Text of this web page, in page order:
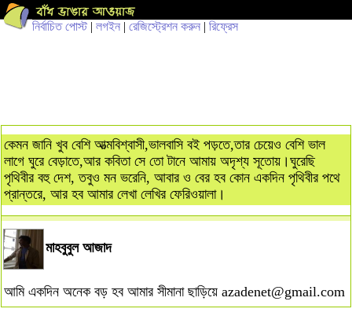
নির্বাচিত পোস্ট| লগইন | রেজিস্ট্রেশন করুন | রিফ্রেস
কেমন জানি খুব বেশি আত্মবিশ্বাসী,ভালবাসি বই পড়তে,তার চেয়েও বেশি ভাল
লাগে ঘুরে বেড়াতে,আর কবিতা সে তো টানে আমায় অদৃশ্য সূতোয়।ঘুরেছি
পৃথিবীর বহু দেশ, তবুও মন ভরেনি, আবার ও বের হব কোন একদিন পৃথিবীর পথে
প্রান্তরে, আর হব আমার লেখা লেখির ফেরিওয়ালা।
মাহবুবুল আজাদ
আমি একদিন অনেক বড় হব আমার সীমানা ছাড়িয়ে azadenet@gmail.com